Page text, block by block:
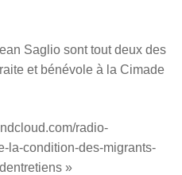
Saglio sont tout deux des
et bénévole à la Cimade
radio-
la-condition-des-migrants-
»